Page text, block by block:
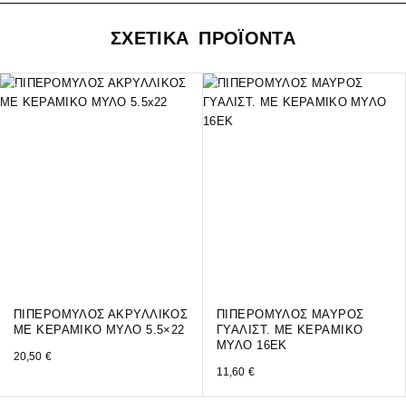
ΣΧΕΤΙΚΑ ΠΡΟΪΟΝΤΑ
ΠΙΠΕΡΟΜΥΛΟΣ ΑΚΡΥΛΛΙΚΟΣ
ΜΕ ΚΕΡΑΜΙΚΟ ΜΥΛΟ 5.5×22
20,50 €
ΠΙΠΕΡΟΜΥΛΟΣ ΜΑΥΡΟΣ
ΓΥΑΛΙΣΤ. ΜΕ ΚΕΡΑΜΙΚΟ
ΜΥΛΟ 16ΕΚ
11,60 €